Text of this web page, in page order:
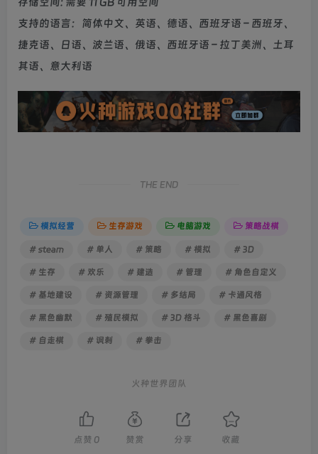
支持的语言：简体中文、英语、德语、西班牙语 – 西班牙、
捷克语、日语、波兰语、俄语、西班牙语 – 拉丁美洲、土耳
其语、意大利语
THE END
模拟经营 生存游戏 电脑游戏 策略战棋
# steam # 单人 # 策略 # 模拟 # 3D
# 生存 # 欢乐 # 建造 # 管理 # 角色自定义
# 基地建设 # 资源管理 # 多结局 # 卡通风格
# 黑色幽默 # 殖民模拟 # 3D 格斗 # 黑色喜剧
# 自走棋 # 讽刺 # 拳击
火种世界团队
点赞 0 赞赏 分享 收藏